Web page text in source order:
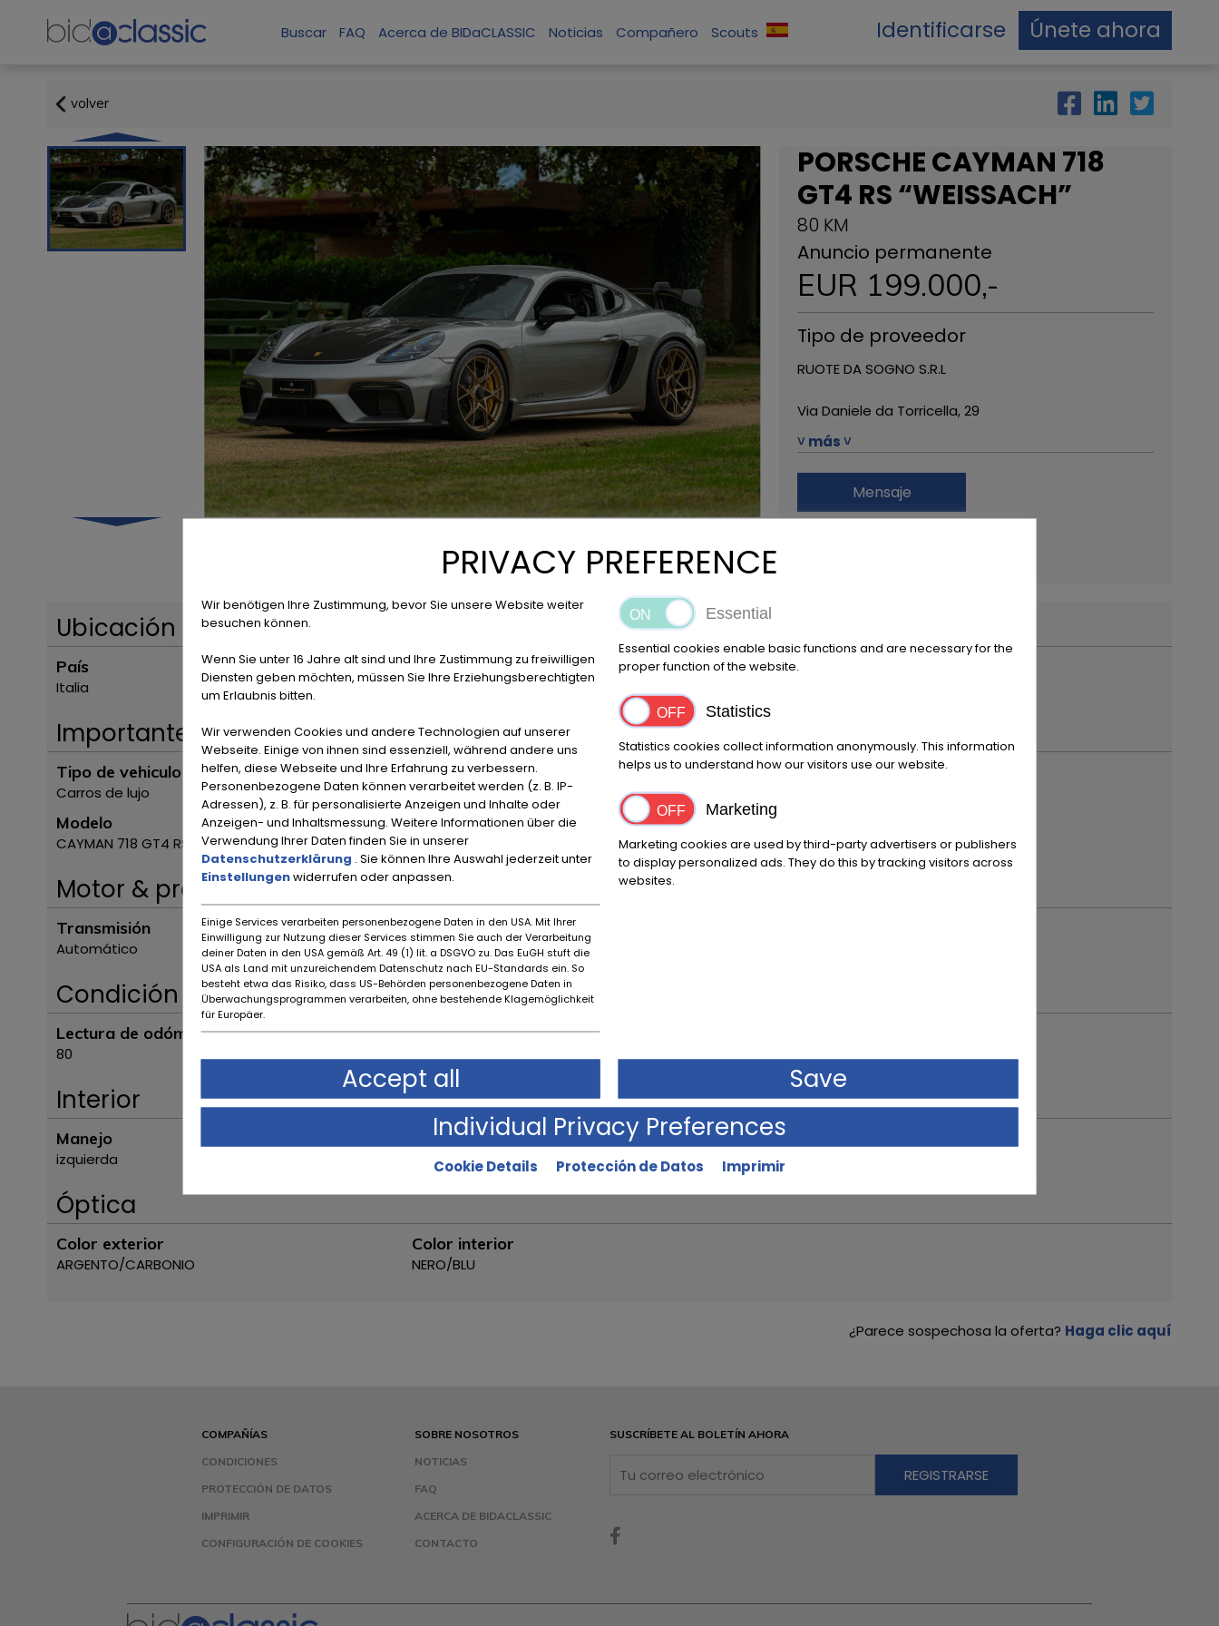
Buscar FAQ Acerca de BIDaCLASSIC Noticias Compañero Scouts Identificarse Únete ahora
volver
PORSCHE CAYMAN 718
GT4 RS “WEISSACH”
80 KM
Anuncio permanente
EUR 199.000,-
Tipo de proveedor
RUOTE DA SOGNO S.R.L
Via Daniele da Torricella, 29
42122 Reggio Emilia
+39 0522 268511
˅ más ˅
Mensaje
Ubicación
País
Italia
Ubicación
Reggio Emilia
Importante
Tipo de vehiculo
Carros de lujo
Marca
Porsche
Primer año de registro
Modelo
CAYMAN 718 GT4 RS “weissach”
Motor & propulsión
Transmisión
Automático
Condición
Lectura de odómetro
80
Descripción del estado
Interior
Manejo
izquierda
Óptica
Color exterior
ARGENTO/CARBONIO
Color interior
NERO/BLU
¿Parece sospechosa la oferta? Haga clic aquí
COMPAÑÍAS
CONDICIONES
PROTECCIÓN DE DATOS
IMPRIMIR
CONFIGURACIÓN DE COOKIES
SOBRE NOSOTROS
NOTICIAS
FAQ
ACERCA DE BIDACLASSIC
CONTACTO
SUSCRÍBETE AL BOLETÍN AHORA
PRIVACY PREFERENCE
Wir benötigen Ihre Zustimmung, bevor Sie unsere Website weiter
besuchen können.
Wenn Sie unter 16 Jahre alt sind und Ihre Zustimmung zu freiwilligen
Diensten geben möchten, müssen Sie Ihre Erziehungsberechtigten
um Erlaubnis bitten.
Wir verwenden Cookies und andere Technologien auf unserer
Webseite. Einige von ihnen sind essenziell, während andere uns
helfen, diese Webseite und Ihre Erfahrung zu verbessern.
Personenbezogene Daten können verarbeitet werden (z. B. IP-
Adressen), z. B. für personalisierte Anzeigen und Inhalte oder
Anzeigen- und Inhaltsmessung. Weitere Informationen über die
Verwendung Ihrer Daten finden Sie in unserer
Datenschutzerklärung . Sie können Ihre Auswahl jederzeit unter
Einstellungenwiderrufen oder anpassen.
Einige Services verarbeiten personenbezogene Daten in den USA. Mit Ihrer
Einwilligung zur Nutzung dieser Services stimmen Sie auch der Verarbeitung
deiner Daten in den USA gemäß Art. 49 (1) lit. a DSGVO zu. Das EuGH stuft die
USA als Land mit unzureichendem Datenschutz nach EU-Standards ein. So
besteht etwa das Risiko, dass US-Behörden personenbezogene Daten in
Überwachungsprogrammen verarbeiten, ohne bestehende Klagemöglichkeit
für Europäer.
Essential
Essential cookies enable basic functions and are necessary for the
proper function of the website.
Statistics
Statistics cookies collect information anonymously. This information
helps us to understand how our visitors use our website.
Marketing
Marketing cookies are used by third-party advertisers or publishers
to display personalized ads. They do this by tracking visitors across
websites.
Accept all
Save
Individual Privacy Preferences
Cookie Details Protección de Datos Imprimir